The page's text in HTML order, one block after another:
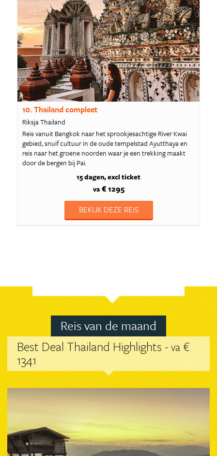
10. Thailand compleet
Riksja Thailand
Reis vanuit Bangkok naar het sprookjesachtige River Kwai
gebied, snuif cultuur in de oude tempelstad Ayutthaya en
reis naar het groene noorden waar je een trekking maakt
door de bergen bij Pai.
15 dagen excl ticket
va€ 1295
BEKIJK DEZE REIS
Reis van de maand
Best Deal Thailand Highlights -va €
1341